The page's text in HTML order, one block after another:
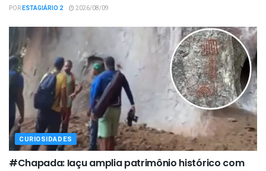
PORESTAGIÁRIO 2 2026/08/09
CURIOSIDADES
#Chapada: Iaçu amplia patrimônio histórico com